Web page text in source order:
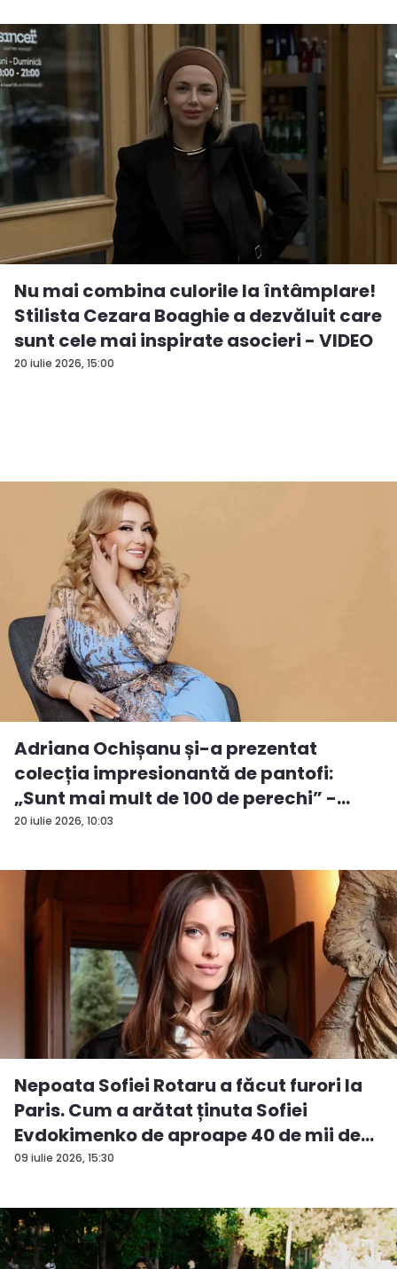
20 iulie 2026, 15:00
Nu mai combina culorile la întâmplare!
Stilista Cezara Boaghie a dezvăluit care
sunt cele mai inspirate asocieri - VIDEO
20 iulie 2026, 10:03
Adriana Ochișanu și-a prezentat
colecția impresionantă de pantofi:
„Sunt mai mult de 100 de perechi” -
VID...
09 iulie 2026, 15:30
Nepoata Sofiei Rotaru a făcut furori la
Paris. Cum a arătat ținuta Sofiei
Evdokimenko de aproape 40 de mii de
e...